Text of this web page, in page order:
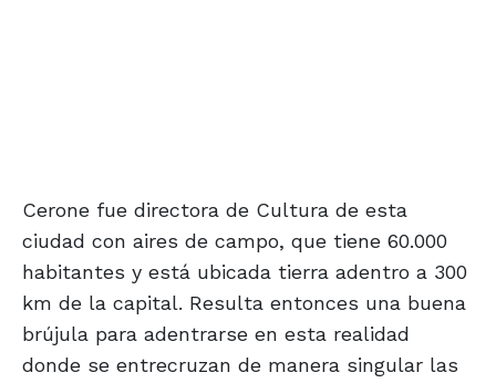
Cerone fue directora de Cultura de esta
ciudad con aires de campo, que tiene 60.000
habitantes y está ubicada tierra adentro a 300
km de la capital. Resulta entonces una buena
brújula para adentrarse en esta realidad
donde se entrecruzan de manera singular las